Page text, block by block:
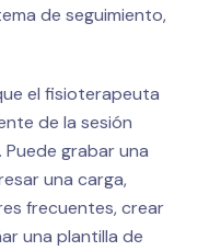
de seguimiento,
el fisioterapeuta
de la sesión
grabar una
una carga,
frecuentes, crear
una plantilla de